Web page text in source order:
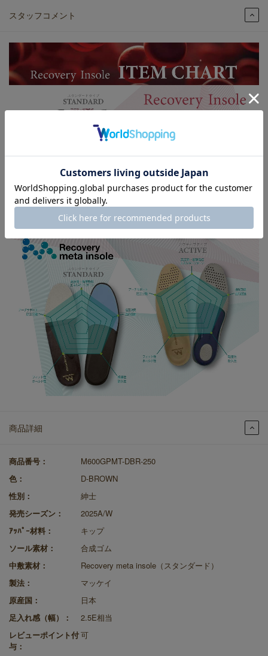
商品詳細
商品番号：
M600GPMT-DBR-250
色：
D-BROWN
性別：
紳士
発売シーズン：
2025A/W
ｱｯﾊﾟｰ材料：
キップ
ソール素材：
合成ゴム
中敷素材：
Recovery meta insole（スタンダード）
製法：
マッケイ
原産国：
日本
足入れ感（幅）：
2.5E相当
レビューポイント付
与：
可
スタッフコメント